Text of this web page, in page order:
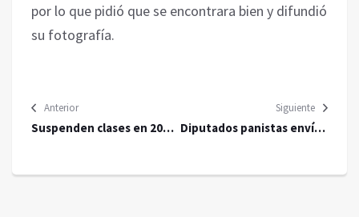
por lo que pidió que se encontrara bien y difundió
su fotografía.
Anterior
Suspenden clases en 20
Siguiente
Diputados panistas envían